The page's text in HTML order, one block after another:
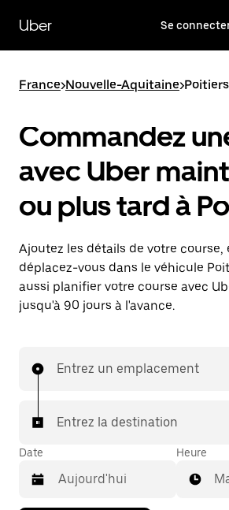
contenu
principal
Uber Se
France>Nouvelle-Aquitaine>Poitiers
Commandez
avec Uber
ou plus tard à
Ajoutez les détails de votre course,
déplacez-vous dans le véhicule
aussi planifier votre course avec
jusqu'à 90 jours à l'avance.
Entrez un emplacement
Entrez la destination
Date Heure